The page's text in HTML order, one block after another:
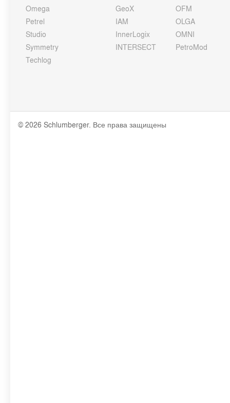
Omega
Petrel
Studio
Symmetry
Techlog
GeoX
IAM
InnerLogix
INTERSECT
OFM
OLGA
OMNI
PetroMod
© 2026 Schlumberger. Все права защищены